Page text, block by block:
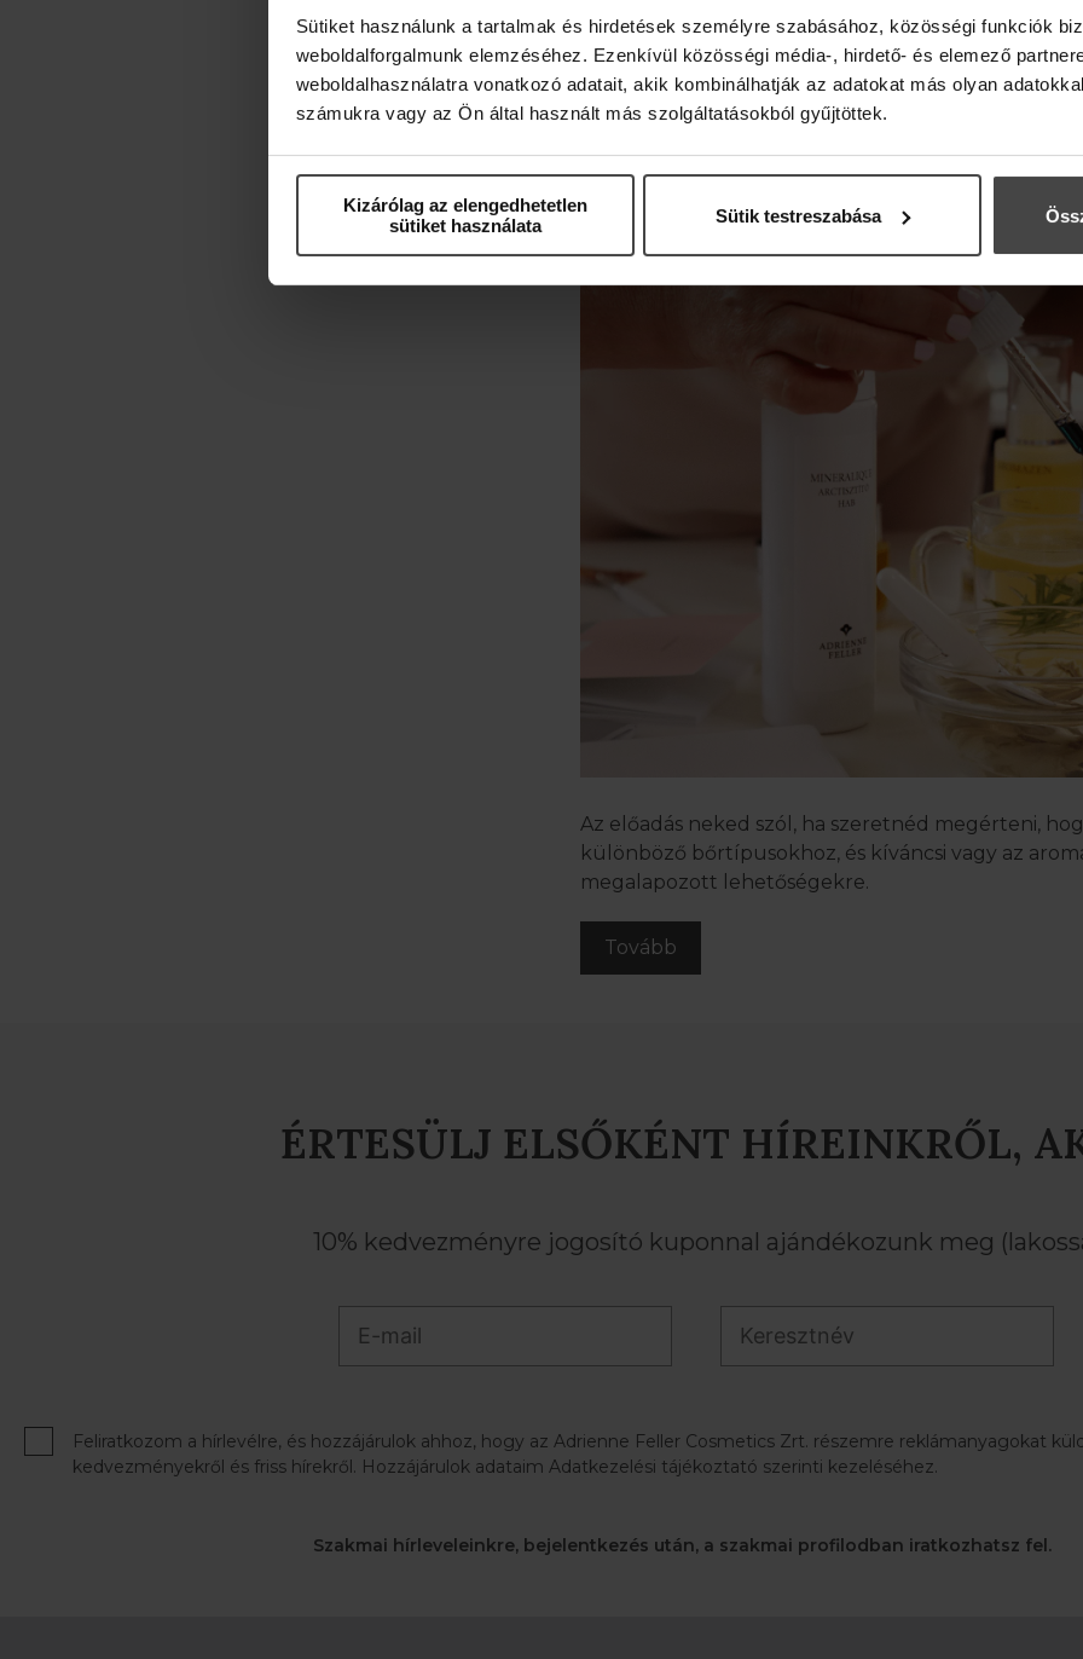
Sütiket használunk a tartalmak és hirdetések személyre szabásához, közösségi funkciók
weboldalforgalmunk elemzéséhez. Ezenkívül közösségi média-, hirdető- és elemező
weboldalhasználatra vonatkozó adatait, akik kombinálhatják az adatokat más olyan
számukra vagy az Ön által használt más szolgáltatásokból gyűjtöttek.
Kizárólag az elengedhetetlen
sütiket használata
Sütik testreszabása
ILLÓOLAJOK A
HOLISZTIKUS
ONLINE WORKSHOP
Az előadás neked szól, ha szeretnéd megérteni,
különböző bőrtípusokhoz, és kíváncsi vagy az
megalapozott lehetőségekre.
Tovább
ÉRTESÜLJ ELSŐKÉNT HÍREINKRŐL,
10% kedvezményre jogosító kuponnal ajándékozunk meg
Feliratkozom a hírlevélre, és hozzájárulok ahhoz, hogy az Adrienne Feller Cosmetics Zrt. részemre reklámanyagokat
kedvezményekről és friss hírekről. Hozzájárulok adataim Adatkezelési tájékoztató szerinti kezeléséhez.
Szakmai hírleveleinkre, bejelentkezés után, a szakmai profilodban iratkozhatsz fel.